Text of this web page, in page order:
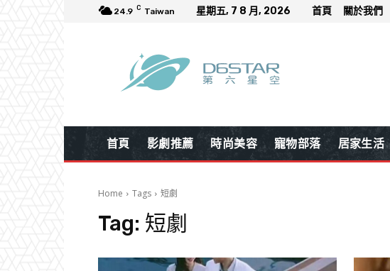
24.9 C Taiwan 星期五, 7 8 月, 2026 首頁 關於我們
首頁 影劇推薦 時尚美容 寵物部落 居家生活
Home Tags 短劇
Tag: 短劇